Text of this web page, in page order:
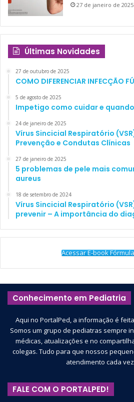
27 de janeiro de 2025
Últimas Novidades
27 de outubro de 2025
COMO DIFERENCIAR INFECÇÃO
5 de agosto de 2025
Impetigo como cuidar e
24 de janeiro de 2025
Vírus Sincicial Respiratório
Prevenção e Condutas Clínicas
27 de janeiro de 2025
5 problemas de pele mais
aureus
18 de setembro de 2024
Vírus Sincicial Respiratório
prevenir – A importância do
Acessar E-book
Conhecimento em Pediatria
Aqui no PortalPed, a informação é
Somos um grupo de pediatras sempre
médicas, atualizações e no
colegas. Tudo para que nossos
atendimento cada
FALE COM O PORTALPED!